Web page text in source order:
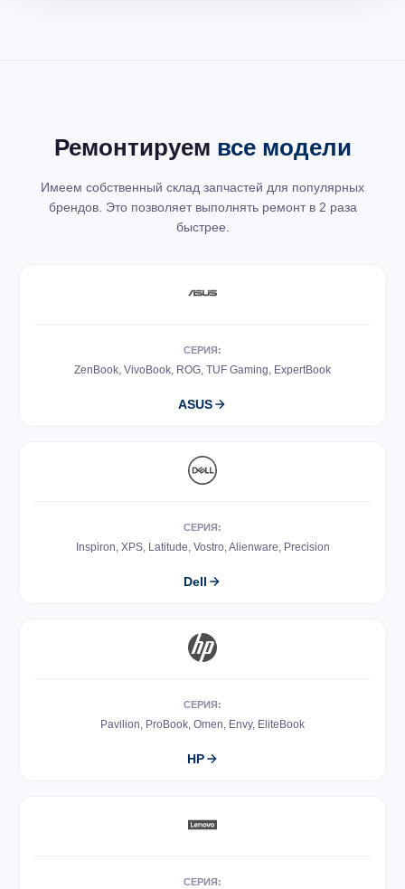
Ремонтируем все модели
Имеем собственный склад запчастей для популярных
брендов. Это позволяет выполнять ремонт в 2 раза
быстрее.
СЕРИЯ:
ZenBook, VivoBook, ROG, TUF Gaming, ExpertBook
ASUS
СЕРИЯ:
Inspiron, XPS, Latitude, Vostro, Alienware, Precision
Dell
СЕРИЯ:
Pavilion, ProBook, Omen, Envy, EliteBook
HP
СЕРИЯ: